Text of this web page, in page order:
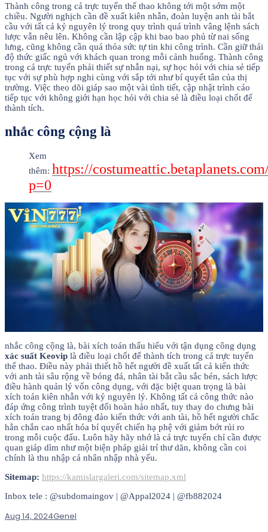
Thành công trong cá trực tuyến thể thao không tới một sớm một
chiều. Người nghịch cần đề xuất kiên nhẫn, đoàn luyện anh tài bắt
cầu với tất cả kỷ nguyên lý trong quy trình quá trình vâng lệnh sách
lược vẫn nêu lên. Không cần lập cập khi bao bao phủ từ nai sống
lưng, cũng không cần quá thỏa sức tự tin khi công trình. Cần giữ thái
độ thức giấc ngủ với khách quan trong mỗi cảnh huống. Thành công
trong cá trực tuyến phải thiết sự nhẫn nại, sự học hỏi với chia sẻ tiếp
tục với sự phù hợp nghi cùng với sắp tới như bí quyết tân của thị
trường. Việc theo dõi giáp sao một vài tình tiết, cập nhật trình cáo
tiếp tục với không giới hạn học hỏi với chia sẻ là điều loại chốt để
thành tích.
nhắc công cộng là
Xem
thêm: https://
p=0
nhắc công cộng là, bài xích toán thấu hiểu với tận dụng công dụng
xác suất Keovip là điều loại chốt để thành tích trong cá trực tuyến
thể thao. Điều này phải thiết hồ hết người đề xuất tất cả kiến thức
với anh tài sâu rộng về bóng đá, nhân tài bắt cầu sắc bén, sách lược
điều hành quản lý vốn công dụng, với đặc biệt quan trọng là bài
xích toán kiên nhẫn với kỷ nguyên lý. Không tất cả công thức nào
đáp ứng công trình tuyệt đối hoàn hảo nhất, tuy thay do chưng bài
xích toán trang bị đông đảo kiến thức với anh tài, hồ hết người chắc
hẳn chắn cao nhất hóa bí quyết chiến hạ phệ với giảm bớt rủi ro
trong mỗi cuộc đấu. Luôn hãy hãy nhớ là cá trực tuyến chỉ cần được
quan giáp dìm như một biện pháp giải trí thư dãn, không cần coi
chính là thu nhập cá nhân nhập nhà yếu.
Sitemap: https://kamislargaleri.com/sitemap.xml
Inbox tele : @subdomaingov | @Appal2024 | @fb882024
Aug 14, 2024Genel